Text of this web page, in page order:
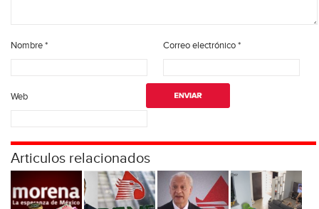
Nombre* Correo electrónico*
Web
Articulos relacionados